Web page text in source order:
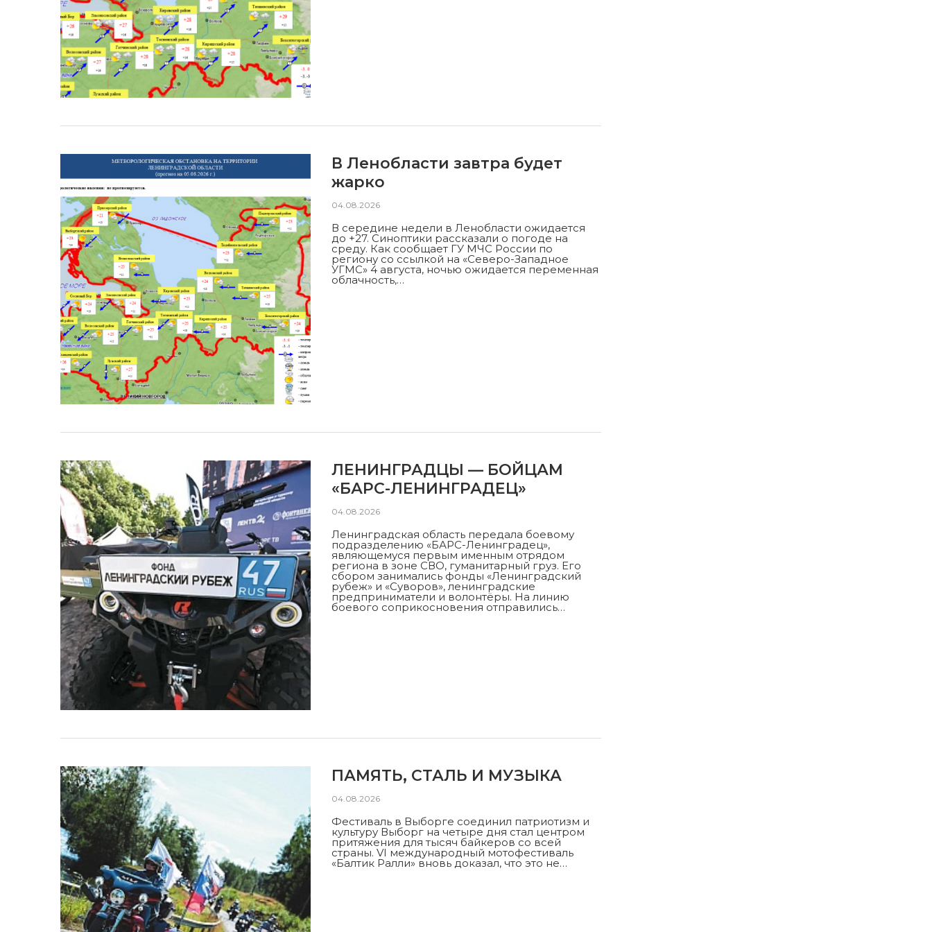
В Ленобласти завтра будет
жарко
04.08.2026
В середине недели в Ленобласти ожидается
до +27. Синоптики рассказали о погоде на
среду. Как сообщает ГУ МЧС России по
региону со ссылкой на «Северо-Западное
УГМС» 4 августа, ночью ожидается переменная
облачность,…
ЛЕНИНГРАДЦЫ — БОЙЦАМ
«БАРС-ЛЕНИНГРАДЕЦ»
04.08.2026
Ленинградская область передала боевому
подразделению «БАРС-Ленинградец»,
являющемуся первым именным отрядом
региона в зоне СВО, гуманитарный груз. Его
сбором занимались фонды «Ленинградский
рубеж» и «Суворов», ленинградские
предприниматели и волонтёры. На линию
боевого соприкосновения отправились…
ПАМЯТЬ, СТАЛЬ И МУЗЫКА
04.08.2026
Фестиваль в Выборге соединил патриотизм и
культуру Выборг на четыре дня стал центром
притяжения для тысяч байкеров со всей
страны. VI международный мотофестиваль
«Балтик Ралли» вновь доказал, что это не…